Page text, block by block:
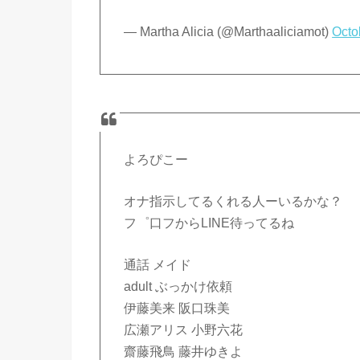
— Martha Alicia (@Marthaaliciamot)
よろぴこー
オナ指示してるくれる人ーいるかな？
フ゜口フからLIΝΕ待ってるね
通話 メイド
adult ぶっかけ依頼
伊藤美来 阪口珠美
広瀬アリス 小野六花
齋藤飛鳥 藤井ゆきよ